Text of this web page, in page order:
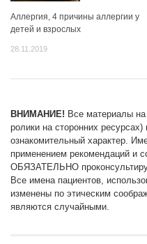
Аллергия, 4 причины аллергии у
детей и взрослых
28.11.2019
ВНИМАНИЕ! Все материалы
ролики на сторонних
ознакомительный характер.
применением рекомендаций и
ОБЯЗАТЕЛЬНО
Все имена пациентов,
изменены по этическим
являются случайными.